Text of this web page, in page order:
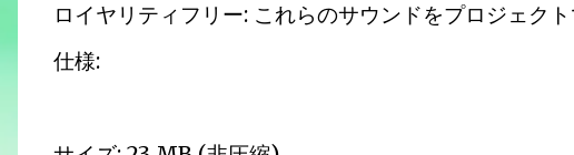
ロイヤリティフリー: これらのサウンドをプロジェクト
仕様: